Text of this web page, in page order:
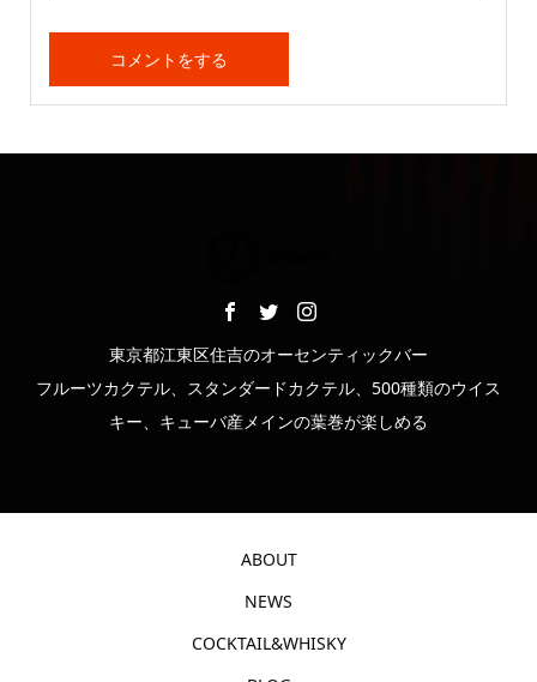
東京都江東区住吉のオーセンティックバー
フルーツカクテル、スタンダードカクテル、500種類のウイス
キー、キューバ産メインの葉巻が楽しめる
ABOUT
NEWS
COCKTAIL&WHISKY